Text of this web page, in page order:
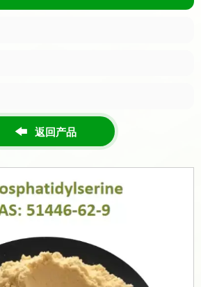
 返回产品